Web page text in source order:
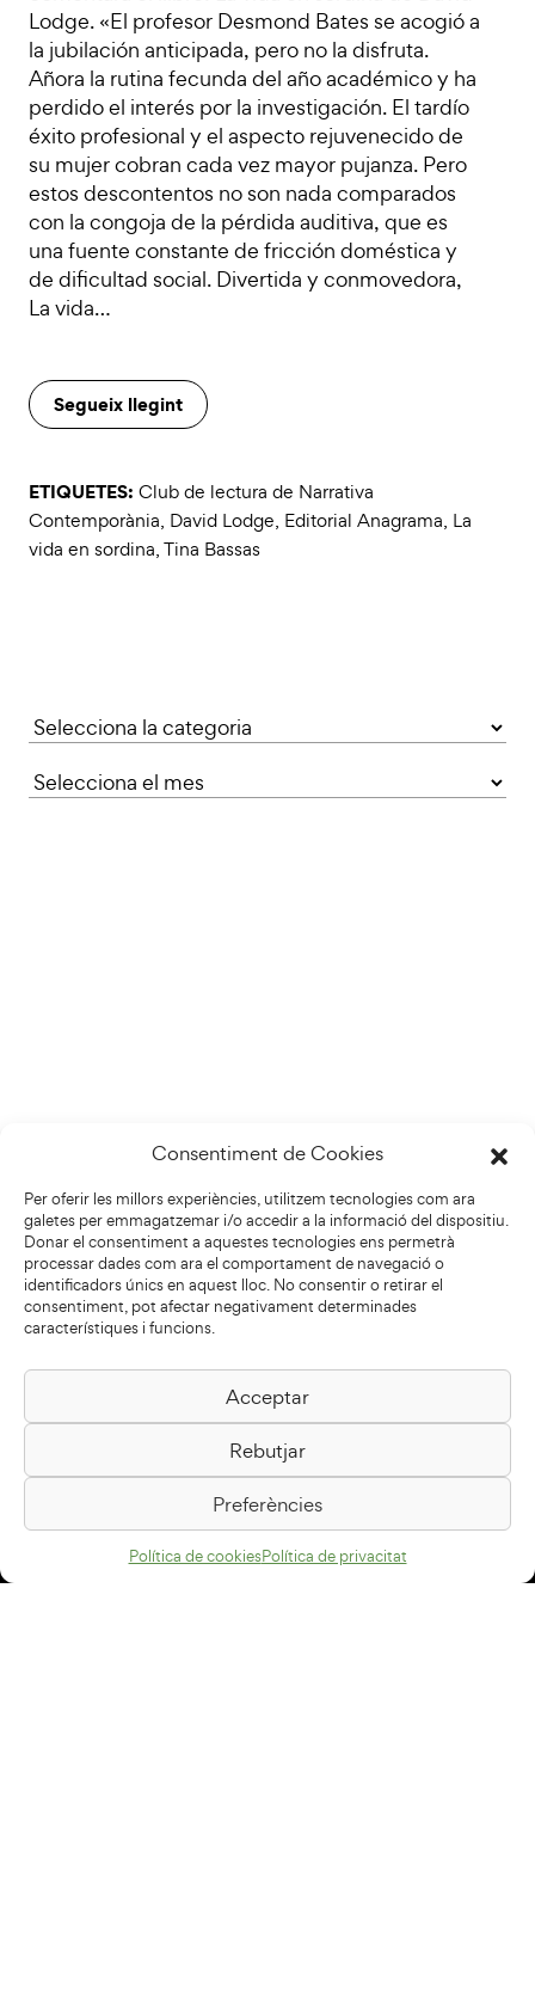
Consentiment de Cookies
Per oferir les millors experiències, utilitzem tecnologies com ara
galetes per emmagatzemar i/o accedir a la informació del dispositiu.
Donar el consentiment a aquestes tecnologies ens permetrà
processar dades com ara el comportament de navegació o
identificadors únics en aquest lloc. No consentir o retirar el
consentiment, pot afectar negativament determinades
característiques i funcions.
Acceptar
Rebutjar
Preferències
Política de cookiesPolítica de privacitat
Lodge. «El profesor Desmond Bates se acogió a
la jubilación anticipada, pero no la disfruta.
Añora la rutina fecunda del año académico y ha
perdido el interés por la investigación. El tardío
éxito profesional y el aspecto rejuvenecido de
su mujer cobran cada vez mayor pujanza. Pero
estos descontentos no son nada comparados
con la congoja de la pérdida auditiva, que es
una fuente constante de fricción doméstica y
de dificultad social. Divertida y conmovedora,
La vida…
Segueix llegint
ETIQUETES: Club de lectura de Narrativa
Contemporània, David Lodge, Editorial Anagrama, La
vida en sordina,Tina Bassas
Categories
Biblioteca Pilarin Bayés
Passeig de la Generalitat, 1
08500 Vic